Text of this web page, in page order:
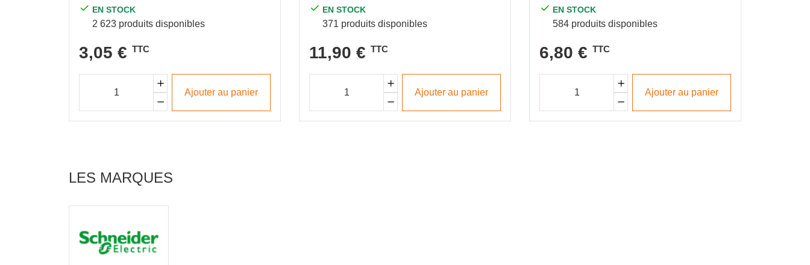
EN STOCK
2 623 produits disponibles
3,05 € TTC
Ajouter au panier
EN STOCK
371 produits disponibles
11,90 € TTC
Ajouter au panier
EN STOCK
584 produits disponibles
6,80 € TTC
Ajouter au panier
LES MARQUES